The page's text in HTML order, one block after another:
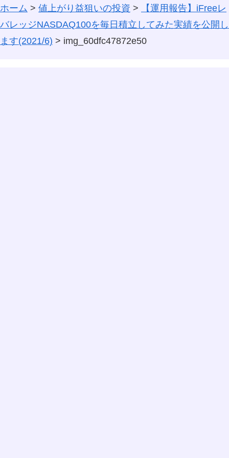
ホーム > 値上がり益狙いの投資 >
【運用報告】iFreeレ
バレッジNASDAQ100を毎日積立してみた実績を公開し
ます(2021/6) > img_60dfc47872e50